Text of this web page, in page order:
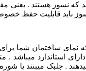
نسوز هستند . یعنی
نسوز باید قابلیت
که نمای ساختمان شما
استاندارد
. جلبک میبنند یا